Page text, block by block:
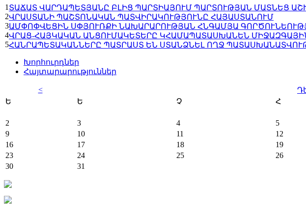
1 ՏԱՃԱՏ ՎԱՐԴԱՊԵՏՅԱՆԸ ԲԼԻՑ ՊԱՐՏԻԱՅՈՒՄ ՊԱՐՏՈՒԹՅԱՆ ՄԱՏՆԵՑ
2ՎՐԱՍՏԱՆԻ ՊԱՇՏՈՆԱԿԱՆ ՊԱՏՎԻՐԱԿՈՒԹՅՈՒՆԸ ՀԱՅԱՍՏԱՆՈՒՄ
3ԱՄՓՈՓՎԵՑԻՆ ՍՓՅՈՒՌՔԻ ՆԱԽԱՐԱՐՈՒԹՅԱՆ ՀՆԳԱՄՅԱ
4ՎՐԱՑ-ՀԱՅԿԱԿԱՆ ԱՆՑՈՒՄԱԿԵՏԵՐԸ ԿՀԱՄԱՊԱՏԱՍԽԱՆԵՆ
5ՀԱՆՐԱՊԵՏԱԿԱՆՆԵՐԸ ՊԱՏՐԱՍՏ ԵՆ ՍՏԱՆՁՆԵԼ ՈՂՋ
Խորհուրդներ
Հայտարարություններ
<
Ե
Ե Չ Հ
2
3 4 5
9
10 11 12
16
17 18 19
23
24 25 26
30
31